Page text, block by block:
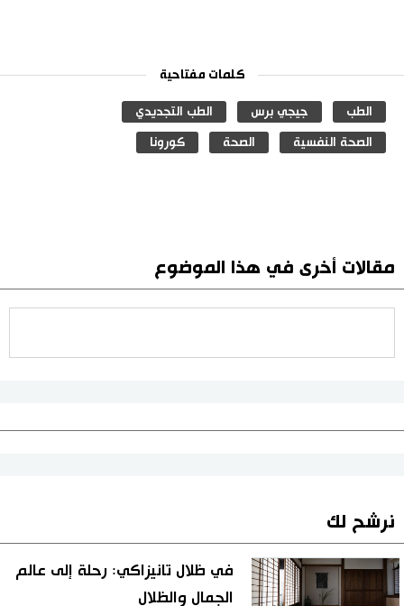
كلمات مفتاحية
الطب جيجي برس الطب التجديدي
الصحة النفسية الصحة كورونا
مقالات أخرى في هذا الموضوع
نرشح لك
في ظلال تانيزاكي: رحلة إلى عالم
الجمال والظلال